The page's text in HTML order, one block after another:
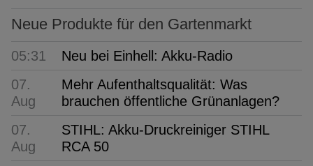
Neue Produkte für den Gartenmarkt
05:31
Neu bei Einhell: Akku-Radio
07.
Aug
Mehr Aufenthaltsqualität: Was
brauchen öffentliche Grünanlagen?
07.
Aug
STIHL: Akku-Druckreiniger STIHL
RCA 50